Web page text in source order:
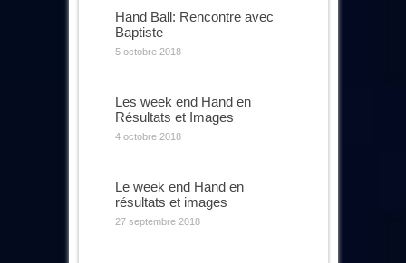
Hand Ball: Rencontre avec
Baptiste
5 octobre 2018
Les week end Hand en
Résultats et Images
4 octobre 2018
Le week end Hand en
résultats et images
27 septembre 2018